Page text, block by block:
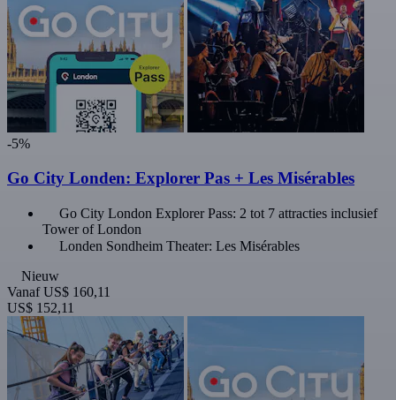
-5%
Go City Londen: Explorer Pas + Les Misérables
Go City London Explorer Pass: 2 tot 7 attracties inclusief
Tower of London
Londen Sondheim Theater: Les Misérables
Nieuw
Vanaf US$ 160,11
US$ 152,11